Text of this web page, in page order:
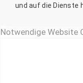
und auf die Dienste
Notwendige Website